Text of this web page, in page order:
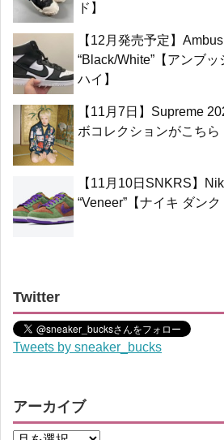
ド】
【12月発売予定】
“Black/White”【アンブ
ハイ】
【11月7日】Supreme
ボコレクションがこちら
【11月10日SNKRS】
“Veneer”【ナイキ ダンク
Twitter
Tweets by sneaker_bucks
アーカイブ